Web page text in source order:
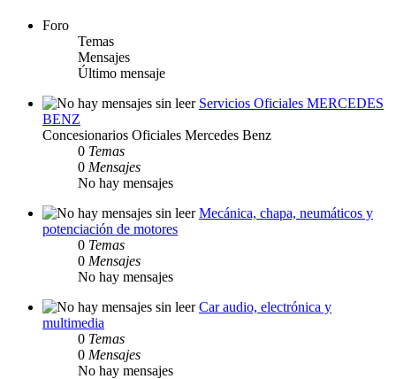
Foro
Temas
Mensajes
Último mensaje
Servicios Oficiales MERCEDES
BENZ
Concesionarios Oficiales Mercedes Benz
0 Temas
0 Mensajes
No hay mensajes
Mecánica, chapa, neumáticos y
potenciación de motores
0 Temas
0 Mensajes
No hay mensajes
Car audio, electrónica y
multimedia
0 Temas
0 Mensajes
No hay mensajes